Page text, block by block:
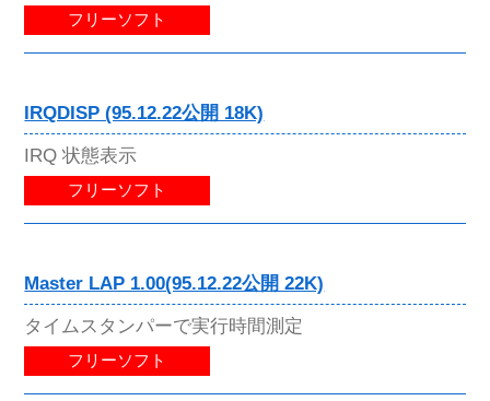
フリーソフト
IRQDISP (95.12.22公開 18K)
IRQ 状態表示
フリーソフト
Master LAP 1.00(95.12.22公開 22K)
タイムスタンパーで実行時間測定
フリーソフト